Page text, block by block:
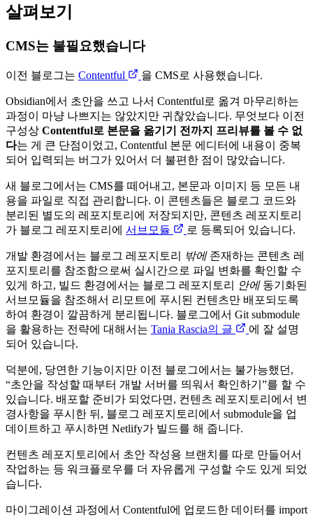
살펴보기
CMS는 불필요했습니다
이전 블로그는 Contentful 을 CMS로 사용했습니다.
Obsidian에서 초안을 쓰고 나서 Contentful로 옮겨 마무리하는
과정이 마냥 나쁘지는 않았지만 귀찮았습니다. 무엇보다 이전
구성상 Contentful로 본문을 옮기기 전까지 프리뷰를 볼 수 없
다는 게 큰 단점이었고, Contentful 본문 에디터에 내용이 중복
되어 입력되는 버그가 있어서 더 불편한 점이 많았습니다.
새 블로그에서는 CMS를 떼어내고, 본문과 이미지 등 모든 내
용을 파일로 직접 관리합니다. 이 콘텐츠들은 블로그 코드와
분리된 별도의 레포지토리에 저장되지만, 콘텐츠 레포지토리
가 블로그 레포지토리에 서브모듈 로 등록되어 있습니다.
개발 환경에서는 블로그 레포지토리 밖에존재하는 콘텐츠 레
포지토리를 참조함으로써 실시간으로 파일 변화를 확인할 수
있게 하고, 빌드 환경에서는 블로그 레포지토리
안에동기화된
서브모듈을 참조해서 리모트에 푸시된 컨텐츠만 배포되도록
하여 환경이 깔끔하게 분리됩니다. 블로그에서 Git submodule
을 활용하는 전략에 대해서는 Tania Rascia의 글
에 잘 설명
되어 있습니다.
덕분에, 당연한 기능이지만 이전 블로그에서는 불가능했던,
“초안을 작성할 때부터 개발 서버를 띄워서 확인하기”를 할 수
있습니다. 배포할 준비가 되었다면, 컨텐츠 레포지토리에서 변
경사항을 푸시한 뒤, 블로그 레포지토리에서 submodule을 업
데이트하고 푸시하면 Netlify가 빌드를 해 줍니다.
컨텐츠 레포지토리에서 초안 작성용 브랜치를 따로 만들어서
작업하는 등 워크플로우를 더 자유롭게 구성할 수도 있게 되었
습니다.
마이그레이션 과정에서 Contentful에 업로드한 데이터를 import